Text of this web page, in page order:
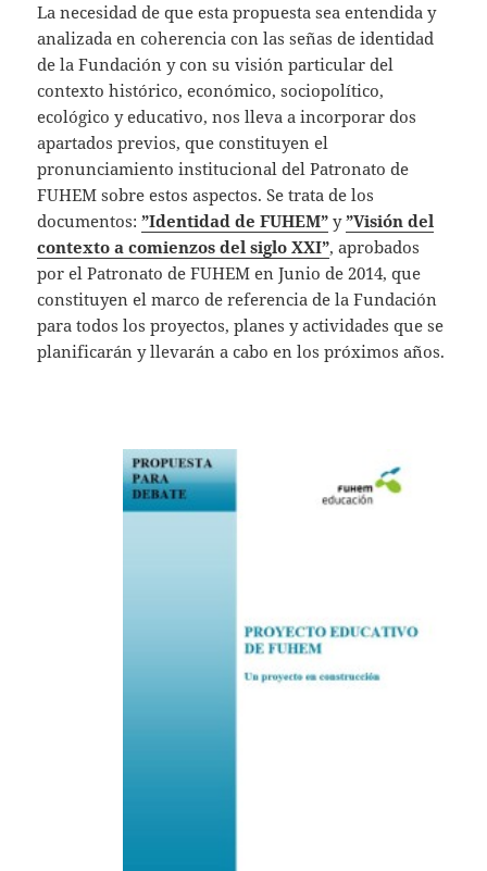
La necesidad de que esta propuesta sea entendida y
analizada en coherencia con las señas de identidad
de la Fundación y con su visión particular del
contexto histórico, económico, sociopolítico,
ecológico y educativo, nos lleva a incorporar dos
apartados previos, que constituyen el
pronunciamiento institucional del Patronato de
FUHEM sobre estos aspectos. Se trata de los
documentos:”Identidad de FUHEM” y”Visión del
contexto a comienzos del siglo XXI”, aprobados
por el Patronato de FUHEM en Junio de 2014, que
constituyen el marco de referencia de la Fundación
para todos los proyectos, planes y actividades que se
planificarán y llevarán a cabo en los próximos años.